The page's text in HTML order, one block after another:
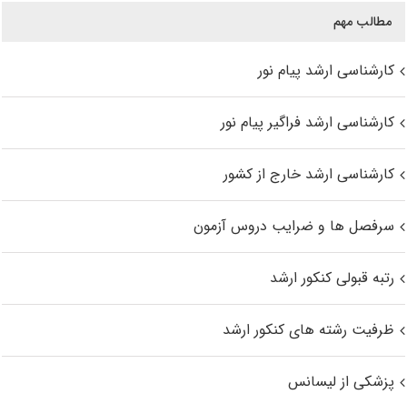
مطالب مهم
کارشناسی ارشد پیام نور
کارشناسی ارشد فراگیر پیام نور
کارشناسی ارشد خارج از کشور
سرفصل ها و ضرایب دروس آزمون
رتبه قبولی کنکور ارشد
ظرفیت رشته های کنکور ارشد
پزشکی از لیسانس